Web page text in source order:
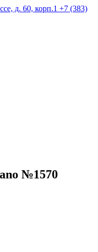
д. 60, корп.1 +7 (383)
№1570